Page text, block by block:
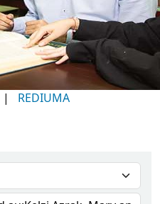
| REDIUMA